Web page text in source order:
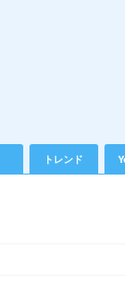
トレンド